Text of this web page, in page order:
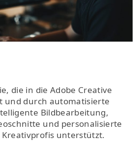
die in die Adobe Creative
und durch automatisierte
Bildbearbeitung,
und personalisierte
Kreativprofis unterstützt.